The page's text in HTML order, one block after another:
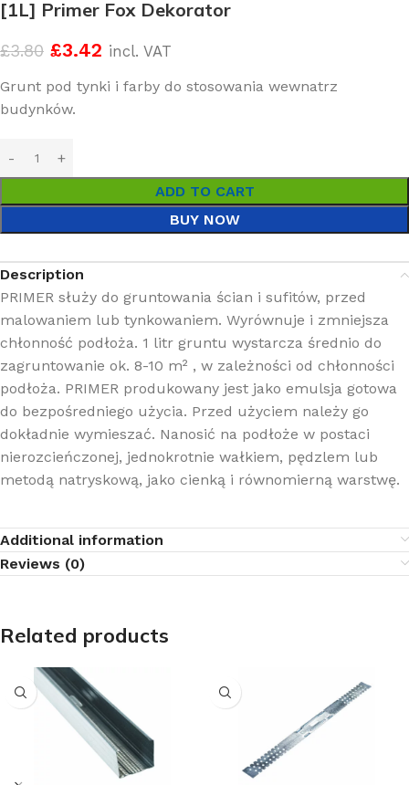
[1L] Primer Fox Dekorator
£3.80 £3.42 incl. VAT
Grunt pod tynki i farby do stosowania wewnatrz
budynków.
ADD TO CART
BUY NOW
Description
PRIMER służy do gruntowania ścian i sufitów, przed
malowaniem lub tynkowaniem. Wyrównuje i zmniejsza
chłonność podłoża. 1 litr gruntu wystarcza średnio do
zagruntowanie ok. 8-10 m² , w zależności od chłonności
podłoża. PRIMER produkowany jest jako emulsja gotowa
do bezpośredniego użycia. Przed użyciem należy go
dokładnie wymieszać.​ Nanosić na podłoże w postaci
nierozcieńczonej, jednokrotnie wałkiem, pędzlem lub
metodą natryskową, jako cienką i równomierną warstwę.
Additional information
Reviews (0)
Related products